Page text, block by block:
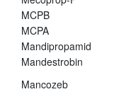
MCPB
MCPA
Mandipropamid
Mandestrobin
Mancozeb